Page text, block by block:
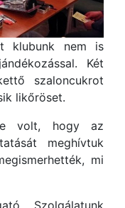
klubunk nem is
Két
szaloncukrot
likőröset.
volt, hogy az
meghívtuk
mi
Szolgálatunk